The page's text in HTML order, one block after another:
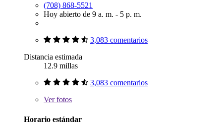
(708) 868-5521
Hoy abierto de 9 a. m. - 5 p. m.
3,083 comentarios
Distancia estimada
12.9 millas
3,083 comentarios
Verfotos
Horario estándar